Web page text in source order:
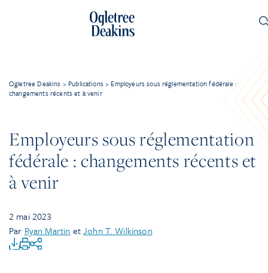
Ogletree Deakins > Publications > Employeurs sous réglementation fédérale :
changements récents et à venir
Employeurs sous réglementation
fédérale : changements récents et
à venir
2 mai 2023
Par Ryan Martin etJohn T. Wilkinson